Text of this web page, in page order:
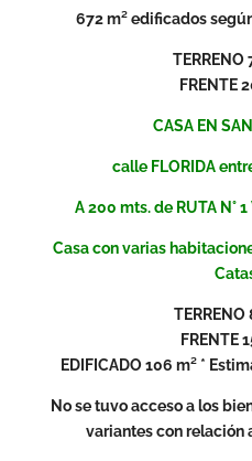
672 m² edificados
TERRENO
FRENTE
CASA EN
calle FLORIDA
A 200 mts. de RUTA N°
Casa con varias
TERRENO
FRENTE
EDIFICADO 106 m² *
No se tuvo acceso a los
variantes con relación